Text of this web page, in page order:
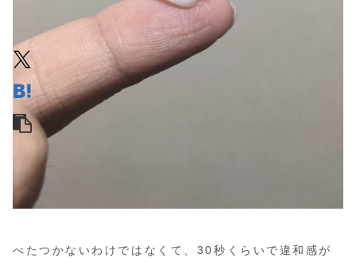
べたつかないわけではなくて、30秒くらいで違和感が